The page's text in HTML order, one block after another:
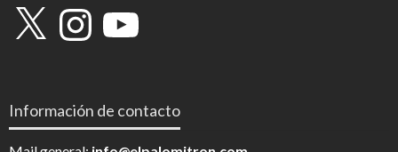
X InstagramYouTube
Información de contacto